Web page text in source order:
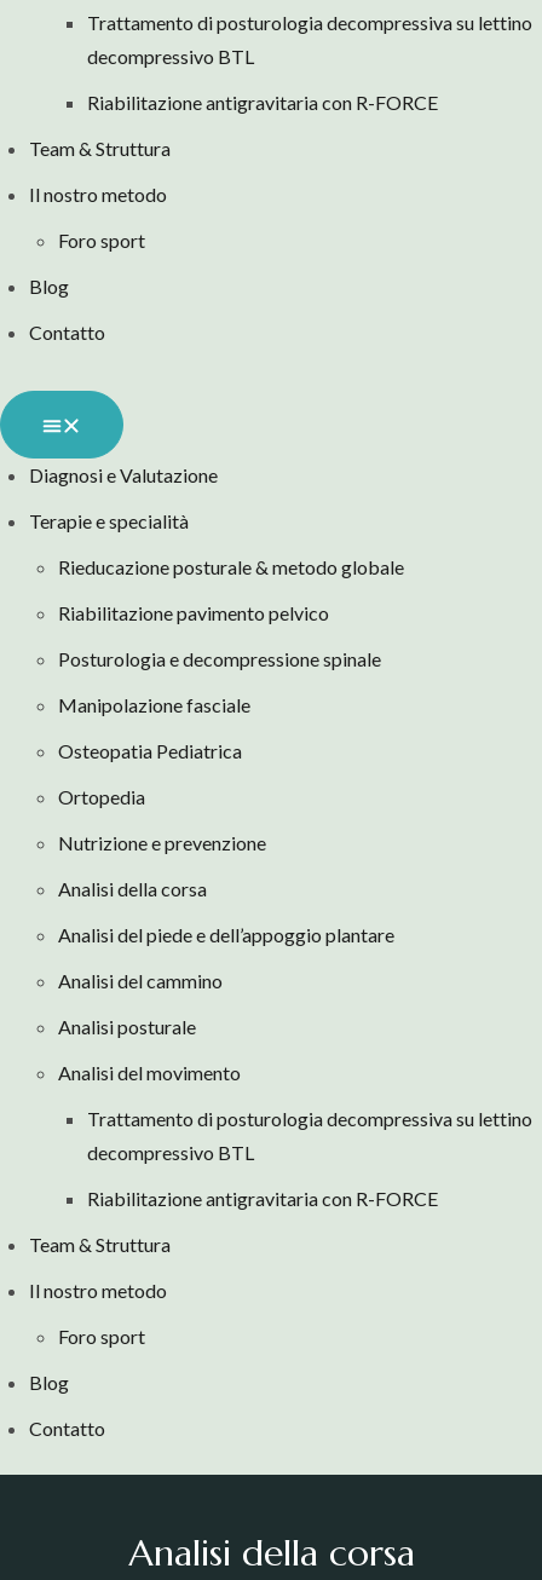
Trattamento di posturologia decompressiva su lettino
decompressivo BTL
Riabilitazione antigravitaria con R-FORCE
Team & Struttura
Il nostro metodo
Foro sport
Blog
Contatto
Diagnosi e Valutazione
Terapie e specialità
Rieducazione posturale & metodo globale
Riabilitazione pavimento pelvico
Posturologia e decompressione spinale
Manipolazione fasciale
Osteopatia Pediatrica
Ortopedia
Nutrizione e prevenzione
Analisi della corsa
Analisi del piede e dell’appoggio plantare
Analisi del cammino
Analisi posturale
Analisi del movimento
Trattamento di posturologia decompressiva su lettino
decompressivo BTL
Riabilitazione antigravitaria con R-FORCE
Team & Struttura
Il nostro metodo
Foro sport
Blog
Contatto
Analisi della corsa